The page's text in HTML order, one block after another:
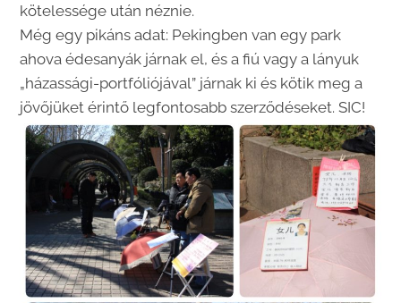
kötelessége után néznie.
Még egy pikáns adat: Pekingben van egy park
ahova édesanyák járnak el, és a fiú vagy a lányuk
„házassági-portfóliójával” járnak ki és kötik meg a
jövőjüket érintő legfontosabb szerződéseket. SIC!